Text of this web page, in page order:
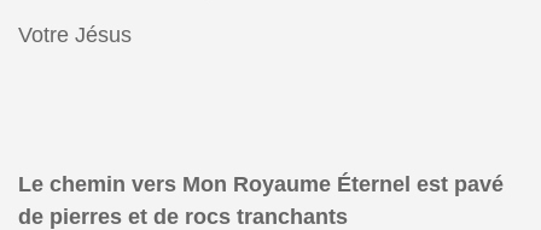
Votre Jésus
Le chemin vers Mon Royaume Éternel est pavé
de pierres et de rocs tranchants